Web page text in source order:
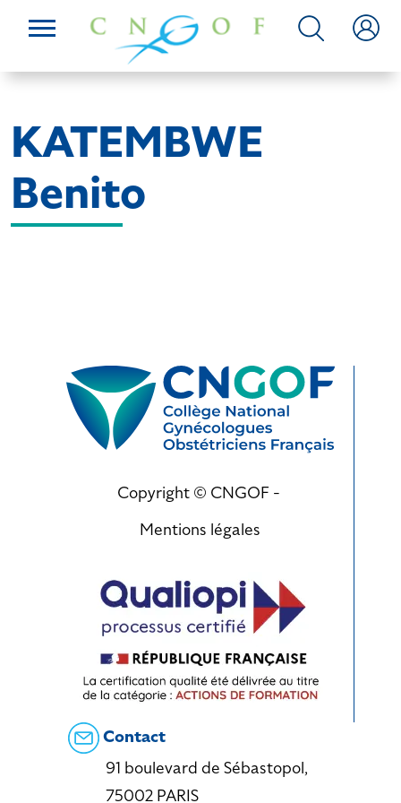
KATEMBWE
Benito
Copyright © CNGOF -
Mentions légales
Contact
91 boulevard de Sébastopol,
75002 PARIS